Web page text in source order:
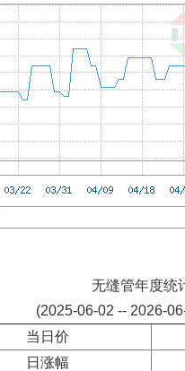
无缝管年度统
(2025-06-02 -- 2026-
当日价
日涨幅